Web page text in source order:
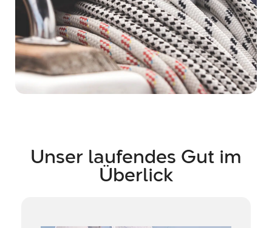
Unser laufendes Gut im
Überlick